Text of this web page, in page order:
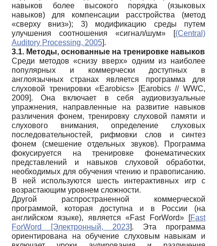
навыков более высокого порядка (языковых
навыков) для компенсации расстройства (метод
«сверху вниз»); 3) модификацию среды путем
улучшения соотношения «сигнал/шум»
[(Central)
Auditory Processing, 2005].
3.1. Методы, основанные на тренировке навыков
Среди методов «снизу вверх» одним из наиболее
популярных и коммерчески доступных в
англоязычных странах является программа для
слуховой тренировки «Earobics»
[Earobics // WWC,
2009]. Она включает в себя аудиовизуальные
упражнения, направленные на развитие навыков
различения фонем, тренировку слуховой памяти и
слухового внимания, определение слуховых
последовательностей, рифмовки слов и синтез
фонем (смешение отдельных звуков). Программа
фокусируется на тренировке фонематических
представлений и навыков слуховой обработки,
необходимых для обучения чтению и правописанию.
В ней используются шесть интерактивных игр с
возрастающим уровнем сложности.
Другой распространенной коммерческой
программой, которая доступна и в России (на
английском языке), является «Fast ForWord»
[Fast
ForWord [Электронный, 2023]. Эта программа
ориентирована на обучение слуховым навыкам и